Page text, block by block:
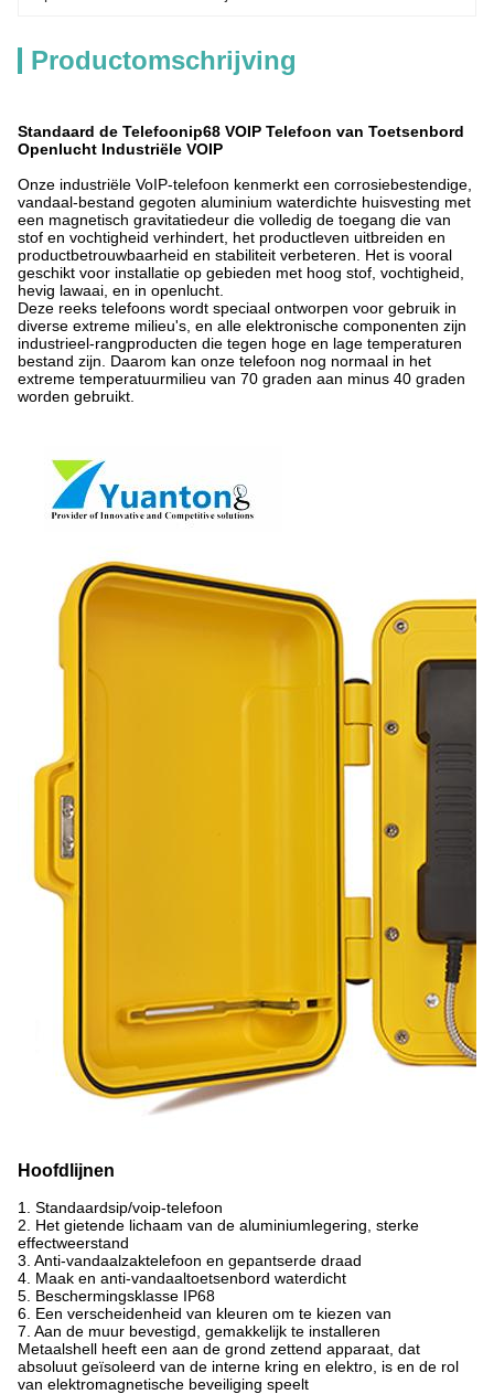
Productomschrijving
Standaard de Telefoonip68 VOIP Telefoon van Toetsenbord
Openlucht Industriële VOIP
Onze industriële VoIP-telefoon kenmerkt een corrosiebestendige,
vandaal-bestand gegoten aluminium waterdichte huisvesting met
een magnetisch gravitatiedeur die volledig de toegang die van
stof en vochtigheid verhindert, het productleven uitbreiden en
productbetrouwbaarheid en stabiliteit verbeteren. Het is vooral
geschikt voor installatie op gebieden met hoog stof, vochtigheid,
hevig lawaai, en in openlucht.
Deze reeks telefoons wordt speciaal ontworpen voor gebruik in
diverse extreme milieu's, en alle elektronische componenten zijn
industrieel-rangproducten die tegen hoge en lage temperaturen
bestand zijn. Daarom kan onze telefoon nog normaal in het
extreme temperatuurmilieu van 70 graden aan minus 40 graden
worden gebruikt.
Hoofdlijnen
1. Standaardsip/voip-telefoon
2. Het gietende lichaam van de aluminiumlegering, sterke
effectweerstand
3. Anti-vandaalzaktelefoon en gepantserde draad
4. Maak en anti-vandaaltoetsenbord waterdicht
5. Beschermingsklasse IP68
6. Een verscheidenheid van kleuren om te kiezen van
7. Aan de muur bevestigd, gemakkelijk te installeren
Metaalshell heeft een aan de grond zettend apparaat, dat
absoluut geïsoleerd van de interne kring en elektro, is en de rol
van elektromagnetische beveiliging speelt